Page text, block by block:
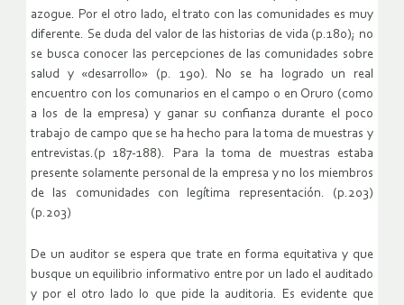
azogue. Por el otro lado, el trato con las comunidades es muy
diferente. Se duda del valor de las historias de vida (p.180); no
se busca conocer las percepciones de las comunidades sobre
salud y «desarrollo» (p. 190). No se ha logrado un real
encuentro con los comunarios en el campo o en Oruro (como
a los de la empresa) y ganar su confianza durante el poco
trabajo de campo que se ha hecho para la toma de muestras y
entrevistas.(p 187-188). Para la toma de muestras estaba
presente solamente personal de la empresa y no los miembros
de las comunidades con legítima representación. (p.203)
(p.203)
De un auditor se espera que trate en forma equitativa y que
busque un equilibrio informativo entre por un lado el auditado
y por el otro lado lo que pide la auditoria. Es evidente que